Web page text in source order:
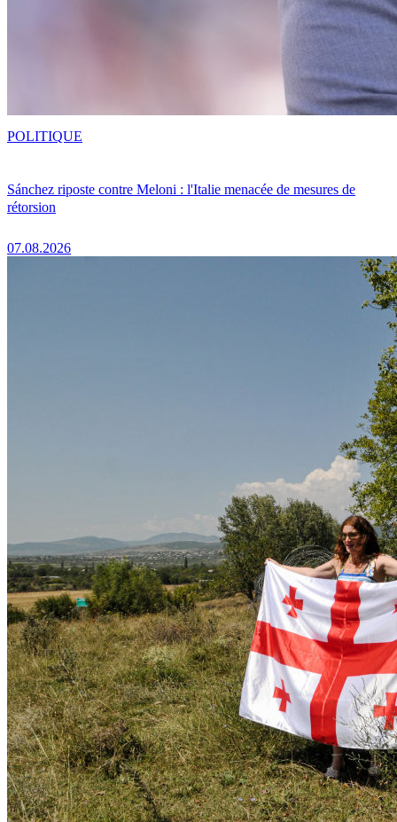
Sánchez riposte contre Meloni : l'Italie menacée de mesures de
rétorsion
07.08.2026
POLITIQUE